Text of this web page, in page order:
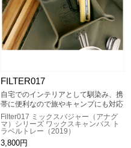
FILTER017
自宅でのインテリアとして馴染み、携
帯に便利なので旅やキャンプにも対応
Filter017 ミックスバジャー（アナグ
マ）シリーズ ワックスキャンバス ト
ラベルトレー（2019）
3,800円